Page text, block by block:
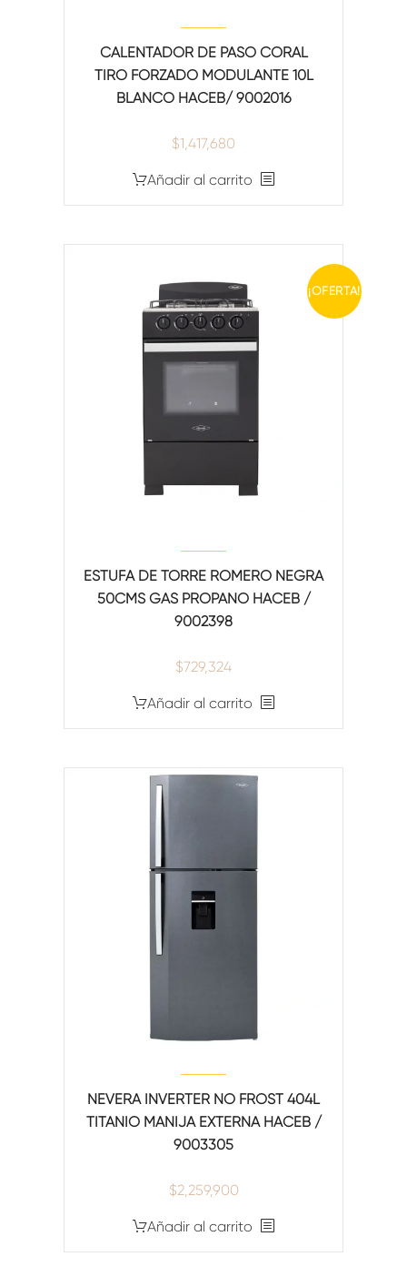
CALENTADOR DE PASO CORAL
TIRO FORZADO MODULANTE 10L
BLANCO HACEB/ 9002016
$1,417,680
Añadir al carrito
¡OFERTA!
ESTUFA DE TORRE ROMERO NEGRA
50CMS GAS PROPANO HACEB /
9002398
$729,324
Añadir al carrito
NEVERA INVERTER NO FROST 404L
TITANIO MANIJA EXTERNA HACEB /
9003305
$2,259,900
Añadir al carrito